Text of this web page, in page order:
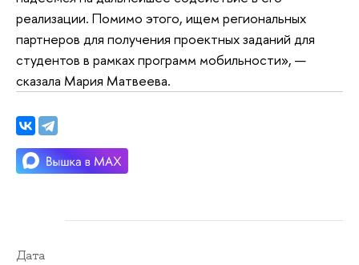
реализации. Помимо этого, ищем региональных
партнеров для получения проектных заданий для
студентов в рамках программ мобильности», —
сказала Мария Матвеева.
Дата